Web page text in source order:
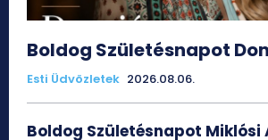
Boldog Születésnapot
Esti Üdvözletek 2026.08.06.
Boldog Születésnapot Miklósi